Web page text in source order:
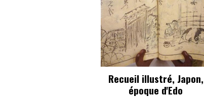
Recueil illustré, Japon,
époque d'Edo